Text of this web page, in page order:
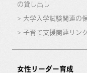
の貸し出し
大学入学試験関連の
子育て支援関連リン
女性リーダー育成